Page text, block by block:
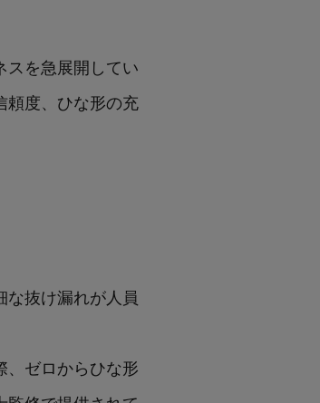
スを急展開してい
頼度、ひな形の充
な抜け漏れが人員
、ゼロからひな形